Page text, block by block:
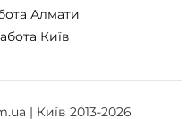
Алмати
Київ
| Київ 2013-2026